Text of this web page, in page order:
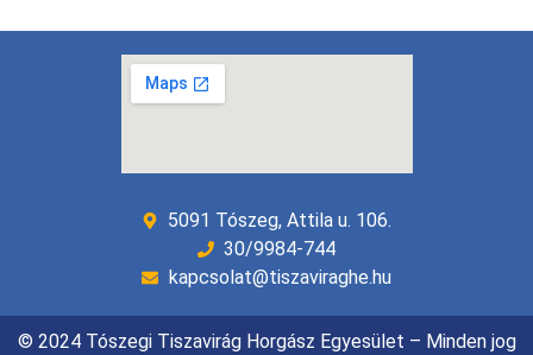
5091 Tószeg, Attila u. 106.
30/9984-744
kapcsolat@tiszaviraghe.hu
© 2024 Tószegi Tiszavirág Horgász Egyesület – Minden jog